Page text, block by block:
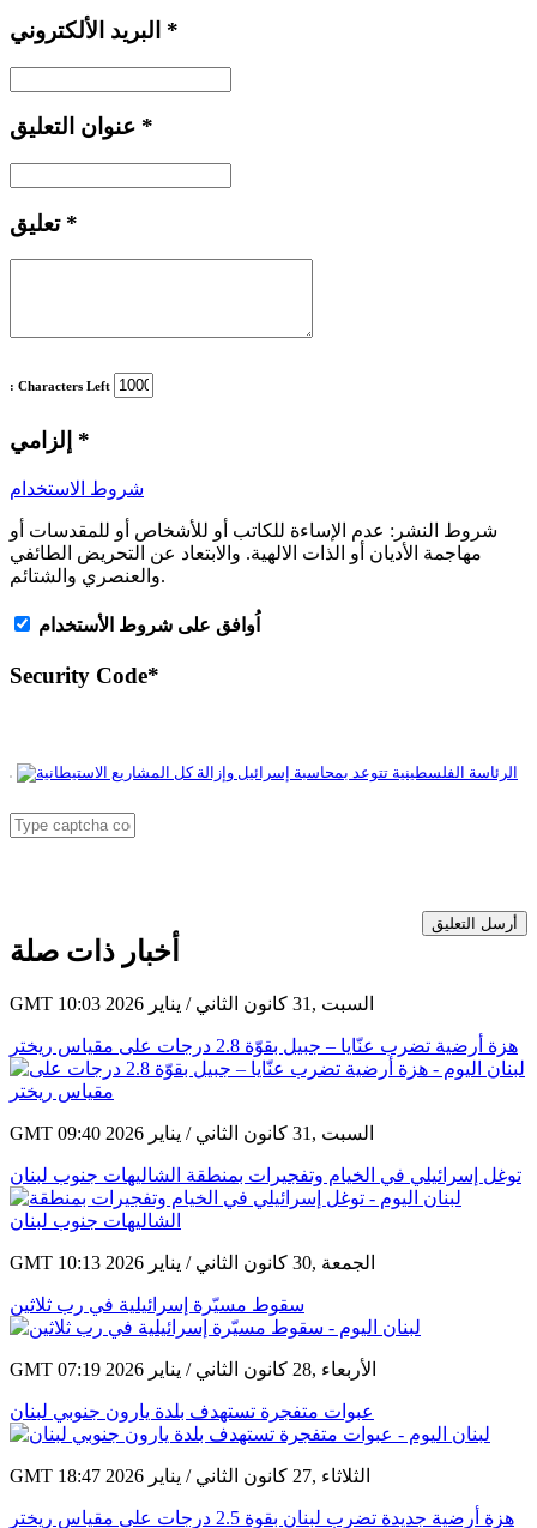
*
*
تعليق *
: Characters Left
*
شروط الاستخدام
شروط النشر: عدم الإساءة للكاتب أو للأشخاص أو للمقدسات أو
مهاجمة الأديان أو الذات الالهية. والابتعاد عن التحريض الطائفي
والعنصري والشتائم.
اُوافق على شروط الأستخدام
Security Code*
أخبار ذات صلة
GMT 10:03 2026 السبت ,31 كانون الثاني / يناير
GMT 09:40 2026 السبت ,31 كانون الثاني / يناير
توغل إسرائيلي في الخيام وتفجيرات بمنطقة الشاليهات جنوب لبنان
GMT 10:13 2026 الجمعة ,30 كانون الثاني / يناير
سقوط مسيّرة إسرائيلية في رب ثلاثين
GMT 07:19 2026 الأربعاء ,28 كانون الثاني / يناير
عبوات متفجرة تستهدف بلدة يارون جنوبي لبنان